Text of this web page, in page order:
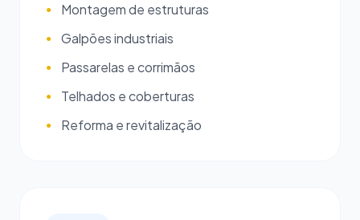
● Montagem de estruturas
● Galpões industriais
● Passarelas e corrimãos
● Telhados e coberturas
● Reforma e revitalização